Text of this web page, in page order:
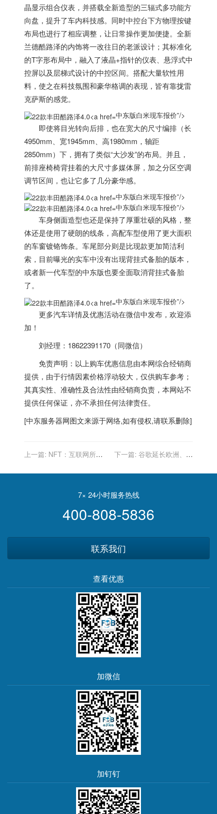
晶显示组合仪表，并搭载全新造型的三辐式多功能方
向盘，提升了车内科技感。同时中控台下方物理按键
布局也进行了相应调整，让日常操作更加便捷。全新
兰德酷路泽的内饰将一改往日的老派设计；其标准化
的T字形布局中，融入了液晶+指针的仪表、悬浮式中
控屏以及层梯式设计的中控区间。搭配大量软性用
料，使之在科技氛围和豪华格调的表现，皆有靠拢雷
克萨斯的感觉。
中东版白米现车报价”/>
即使将目光转向后排，也在宽大的尺寸编排（长
4950mm、宽1945mm、高1980mm，轴距
2850mm）下，拥有了类似“大沙发”的布局。并且，
前排座椅椅背挂着的大尺寸多媒体屏，加之分区空调
调节区间，也让它多了几分豪华感。
中东版白米现车报价”/>
中东版白米现车报价”/>
车身侧面造型也还是保持了厚重壮硕的风格，整
体还是使用了硬朗的线条，高配车型使用了更大面积
的车窗镀铬饰条。车尾部分则是比现款更加简洁利
索，目前曝光的实车中没有出现背挂式备胎的版本，
或者新一代车型的中东版也要全面取消背挂式备胎
了。
中东版白米现车报价”/>
更多汽车详情及优惠活动在微信中发布，欢迎添
加！
刘经理：18622391170（同微信）
免责声明：以上购车优惠信息由本网综合经销商
提供，由于行情因素价格浮动较大，仅供购车参考；
其真实性、准确性及合法性由经销商负责，本网站不
提供任何保证，亦不承担任何法律责任。
[中东服务器网图文来源于网络,如有侵权,请联系删除]
上一篇: NFT：互联网所有
下一篇: 谷歌延长欧洲、中
限
7× 24小时服务热线
400-808-5836
联系我们
查看优惠
加微信
加钉钉